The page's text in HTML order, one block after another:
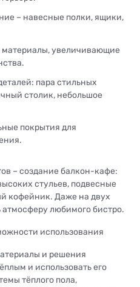
– навесные полки, ящики,
материалы, увеличивающие
пара стильных
столик, небольшое
покрытия для
– создание балкон-кафе:
стульев, подвесные
кофейник. Даже на двух
атмосферу любимого бистро.
использования
и решения
и использовать его
тёплого пола,